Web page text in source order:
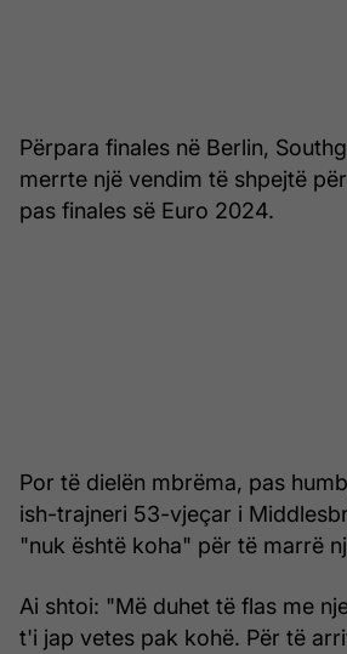
Përpara finales në Berlin,
merrte një vendim të shpejtë
pas finales së Euro 2024.
Por të dielën mbrëma, pas
ish-trajneri 53-vjeçar i
"nuk është koha" për të marrë
Ai shtoi: "Më duhet të flas me
t'i jap vetes pak kohë. Për të